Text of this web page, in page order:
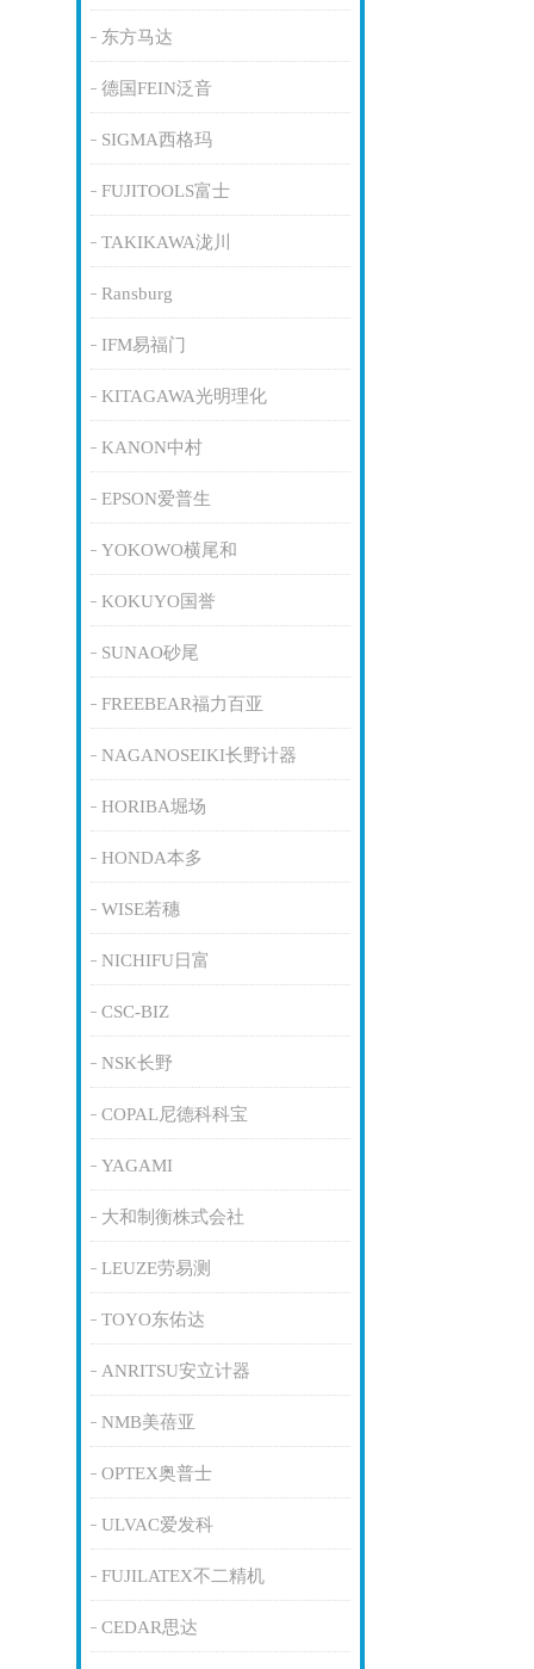
东方马达
德国FEIN泛音
SIGMA西格玛
FUJITOOLS富士
TAKIKAWA泷川
Ransburg
IFM易福门
KITAGAWA光明理化
KANON中村
EPSON爱普生
YOKOWO横尾和
KOKUYO国誉
SUNAO砂尾
FREEBEAR福力百亚
NAGANOSEIKI长野计器
HORIBA堀场
HONDA本多
WISE若穗
NICHIFU日富
CSC-BIZ
NSK长野
COPAL尼德科科宝
YAGAMI
大和制衡株式会社
LEUZE劳易测
TOYO东佑达
ANRITSU安立计器
NMB美蓓亚
OPTEX奥普士
ULVAC爱发科
FUJILATEX不二精机
CEDAR思达